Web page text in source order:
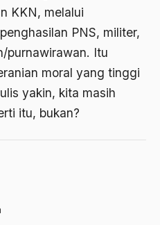
KKN, melalui
PNS, militer,
purnawirawan. Itu
moral yang tinggi
yakin, kita masih
itu, bukan?